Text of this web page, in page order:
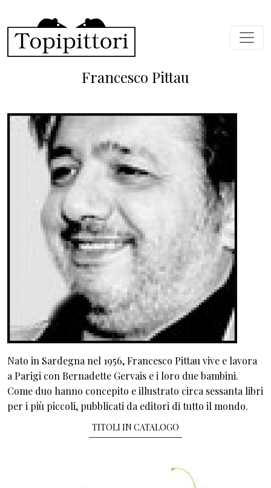
Francesco Pittau
Nato in Sardegna nel 1956, Francesco Pittau vive e lavora
a Parigi con Bernadette Gervais e i loro due bambini.
Come duo hanno concepito e illustrato circa sessanta libri
per i più piccoli, pubblicati da editori di tutto il mondo.
TITOLI IN CATALOGO